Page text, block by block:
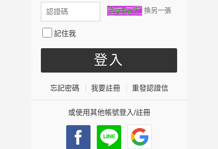
換另一張
記住我
忘記密碼 我要註冊 重發認證信
或使用其他帳號登入/註冊